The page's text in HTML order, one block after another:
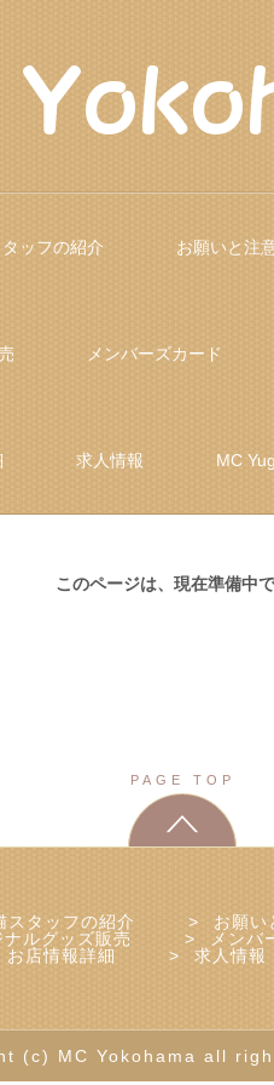
ッフの紹介 お願いと注
メンバーズカード
求人情報 MC
このページは、現在準備中で
PAGE TOP
スタッフの紹介 お願い
ナルグッズ販売 メンバ
お店情報詳細 求人情報
(c) MC Yokohama all